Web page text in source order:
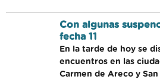
Con algunas
fecha 11
En la tarde de hoy se
encuentros en las
Carmen de Areco y